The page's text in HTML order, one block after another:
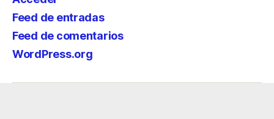
Feed de entradas
Feed de comentarios
WordPress.org